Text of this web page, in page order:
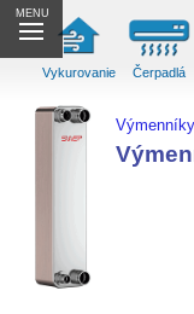
MENU
Vykurovanie Čerpadlá